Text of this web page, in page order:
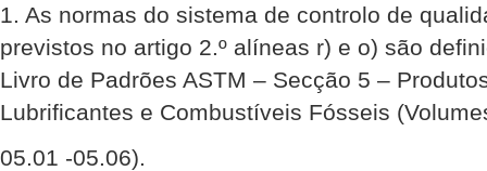
1. As normas do sistema de controlo de
previstos no artigo 2.º alíneas r) e o) são
Livro de Padrões ASTM – Secção 5 –
Lubrificantes e Combustíveis Fósseis
05.01 -05.06).